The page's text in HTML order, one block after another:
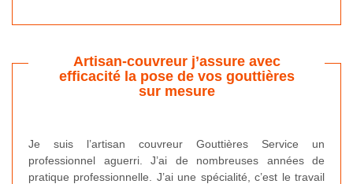
Artisan-couvreur j’assure avec
efficacité la pose de vos gouttières
sur mesure
Je suis l’artisan couvreur Gouttières Service un
professionnel aguerri. J’ai de nombreuses années de
pratique professionnelle. J’ai une spécialité, c’est le travail